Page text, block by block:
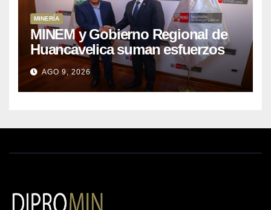
MINERÍA
MINEM y Gobierno Regional de
Huancavelica suman esfuerzos
para acelerar proyectos de
energía y poner en valor los
recursos mineros
AGO 9, 2026